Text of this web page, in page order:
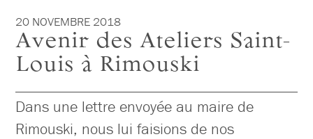
20 NOVEMBRE 2018
Avenir des Ateliers Saint-
Louis à Rimouski
Dans une lettre envoyée au maire de
Rimouski, nous lui faisions de nos